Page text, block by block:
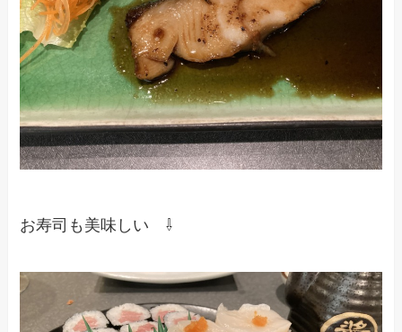
お寿司も美味しい ⇩